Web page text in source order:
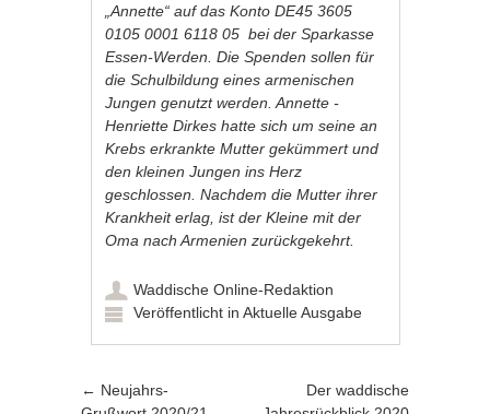
„Annette“ auf das Konto DE45 3605
0105 0001 6118 05 bei der Sparkasse
Essen-Werden. Die Spenden sollen für
die Schulbildung eines armenischen
Jungen genutzt werden. Annette -
Henriette Dirkes hatte sich um seine an
Krebs erkrankte Mutter gekümmert und
den kleinen Jungen ins Herz
geschlossen. Nachdem die Mutter ihrer
Krankheit erlag, ist der Kleine mit der
Oma nach Armenien zurückgekehrt.
Waddische Online-Redaktion
Veröffentlicht inAktuelle Ausgabe
Artikel-Navigation
← Neujahrs-
Der waddische